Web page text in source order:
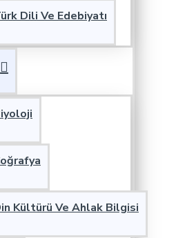
Dili Ve Edebiyatı
Kültürü Ve Ahlak Bilgisi